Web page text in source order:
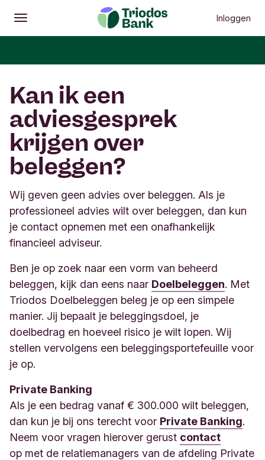
Openen
Hoofdmenu Inloggen
Kan ik een
adviesgesprek
krijgen over
beleggen?
Wij geven geen advies over beleggen. Als je
professioneel advies wilt over beleggen, dan kun
je contact opnemen met een onafhankelijk
financieel adviseur.
Ben je op zoek naar een vorm van beheerd
beleggen, kijk dan eens naar Doelbeleggen. Met
Triodos Doelbeleggen beleg je op een simpele
manier. Jij bepaalt je beleggingsdoel, je
doelbedrag en hoeveel risico je wilt lopen. Wij
stellen vervolgens een beleggingsportefeuille voor
je op.
Private Banking
Als je een bedrag vanaf € 300.000 wilt beleggen,
dan kun je bij ons terecht voor Private Banking.
Neem voor vragen hierover gerust contact
op met de relatiemanagers van de afdeling Private